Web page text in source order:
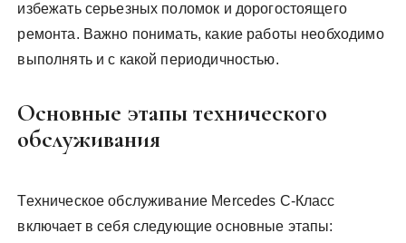
избежать серьезных поломок и дорогостоящего
ремонта. Важно понимать, какие работы необходимо
выполнять и с какой периодичностью.
Основные этапы технического
обслуживания
Техническое обслуживание Mercedes C-Класс
включает в себя следующие основные этапы: